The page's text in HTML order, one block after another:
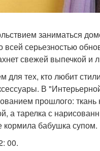
заниматься
серьезностью
свежей выпечкой и
для тех, кто любит
В
прошлого:
а тарелка с
кормила бабушка супом.
00.